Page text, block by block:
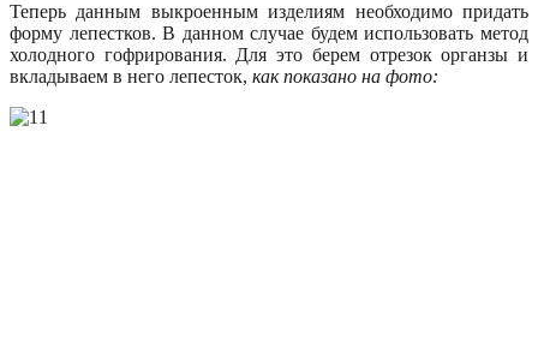
Теперь данным выкроенным изделиям необходимо придать
форму лепестков. В данном случае будем использовать метод
холодного гофрирования. Для это берем отрезок органзы и
вкладываем в него лепесток, как показано на фото: